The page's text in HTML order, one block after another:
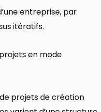
entreprise, par
itératifs.
en mode
projets de création